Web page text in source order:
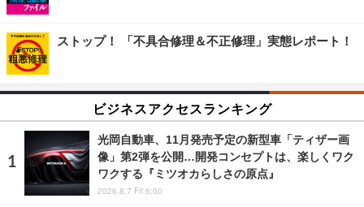
ストップ！ 「不具合修理＆不正修理」実態レポート！
ビジネスアクセスランキング
光岡自動車、11月発売予定の新型車「ティザー画
像」第2弾を公開…開発コンセプトは、楽しくワク
ワクする『ミツオカらしさの原点』
2026.8.7 Fri 6:00